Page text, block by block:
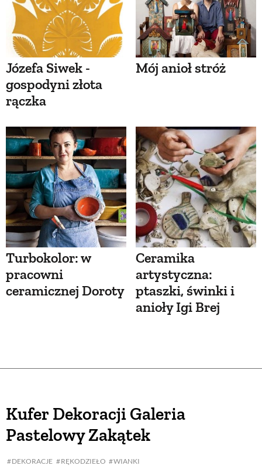
Józefa Siwek -
gospodyni złota
rączka
Mój anioł stróż
Turbokolor: w
pracowni
ceramicznej Doroty
Ceramika
artystyczna:
ptaszki, świnki i
anioły Igi Brej
Kufer Dekoracji Galeria
Pastelowy Zakątek
DEKORACJE RĘKODZIEŁO WIANKI